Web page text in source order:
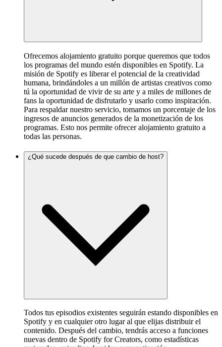
Ofrecemos alojamiento gratuito porque queremos que todos
los programas del mundo estén disponibles en Spotify. La
misión de Spotify es liberar el potencial de la creatividad
humana, brindándoles a un millón de artistas creativos como
tú la oportunidad de vivir de su arte y a miles de millones de
fans la oportunidad de disfrutarlo y usarlo como inspiración.
Para respaldar nuestro servicio, tomamos un porcentaje de los
ingresos de anuncios generados de la monetización de los
programas. Esto nos permite ofrecer alojamiento gratuito a
todas las personas.
¿Qué sucede después de que cambio de host?
Todos tus episodios existentes seguirán estando disponibles en
Spotify y en cualquier otro lugar al que elijas distribuir el
contenido. Después del cambio, tendrás acceso a funciones
nuevas dentro de Spotify for Creators, como estadísticas